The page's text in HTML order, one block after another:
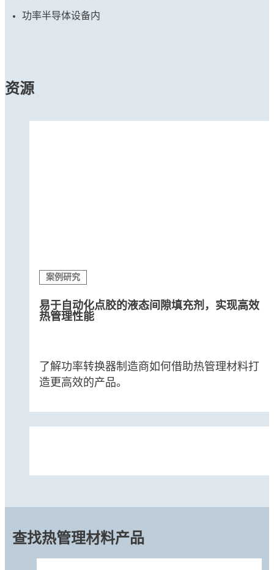
功率半导体设备内
资源
案例研究
易于自动化点胶的液态间隙填充剂，实现高效
热管理性能
了解功率转换器制造商如何借助热管理材料打
造更高效的产品。
查找热管理材料产品